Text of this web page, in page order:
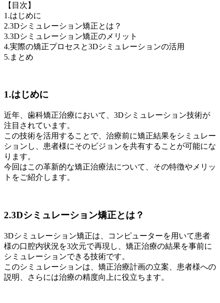
【目次】
1.はじめに
2.3Dシミュレーション矯正とは？
3.3Dシミュレーション矯正のメリット
4.実際の矯正プロセスと3Dシミュレーションの活用
5.まとめ
1.はじめに
近年、歯科矯正治療において、3Dシミュレーション技術が
注目されています。
この技術を活用することで、治療前に矯正結果をシミュレー
ションし、患者様にそのビジョンを共有することが可能にな
ります。
今回はこの革新的な矯正治療法について、その特徴やメリッ
トをご紹介します。
2.3Dシミュレーション矯正とは？
3Dシミュレーション矯正は、コンピューターを用いて患者
様の口腔内状況を3次元で再現し、矯正治療の結果を事前に
シミュレーションできる技術です。
このシミュレーションは、矯正治療計画の立案、患者様への
説明、さらには治療の精度向上に役立ちます。